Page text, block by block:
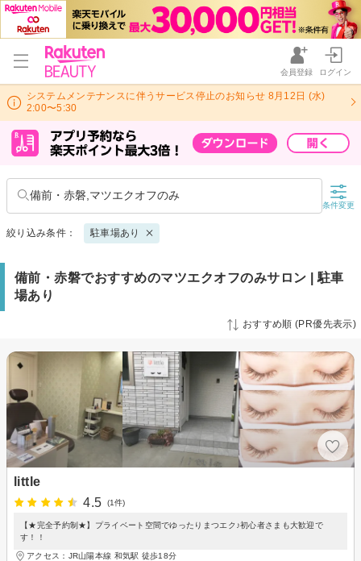
会員登録 ログイン
システムメンテナンスに伴うサービス停止のお知らせ 8月12日 (水)
2:00〜5:30
備前・赤磐,マツエクオフのみ
条件変更
絞り込み条件： 駐車場あり
備前・赤磐でおすすめのマツエクオフのみサロン | 駐車
場あり
おすすめ順 (PR優先表示)
little
4.5
(1件)
【★完全予約制★】プライベート空間でゆったりまつエク♪初心者さまも大歓迎で
す！！
アクセス：JR山陽本線 和気駅 徒歩18分